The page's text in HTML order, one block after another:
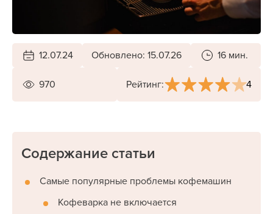
12.07.24 Обновлено: 15.07.26 16 мин.
970 Рейтинг: 4
Содержание статьи
Самые популярные проблемы кофемашин
Кофеварка не включается